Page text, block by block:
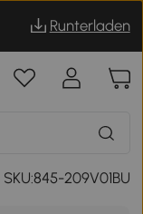
Runterladen
SKU:845-209V01BU